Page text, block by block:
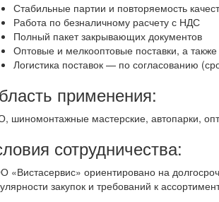
Стабильные партии и повторяемость
Работа по безналичному расчету с НДС
Полный пакет закрывающих документов
Оптовые и мелкооптовые поставки, а
Логистика поставок — по согласованию
применения:
шиномонтажные мастерские, автопарки,
сотрудничества:
«Вистасервис» ориентировано на
закупок и требований к